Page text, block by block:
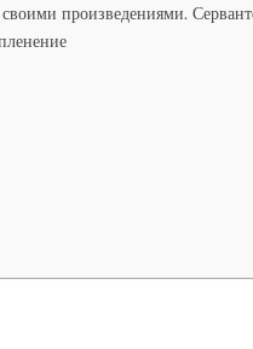
произведениями.